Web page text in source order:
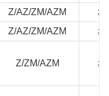
Z/AZ/ZM/AZM
Z/AZ/ZM/AZM
Z/ZM/AZM